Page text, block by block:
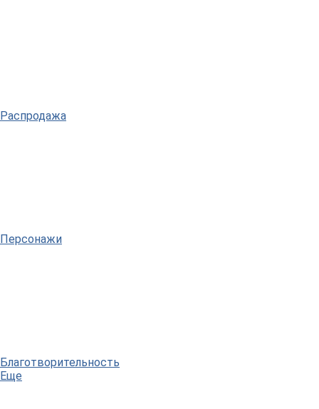
Распродажа
Персонажи
Благотворительность
Еще